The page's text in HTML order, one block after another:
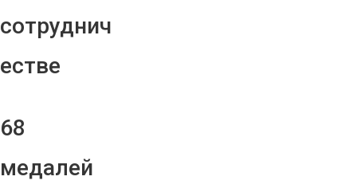
сотруднич
естве
68
медалей